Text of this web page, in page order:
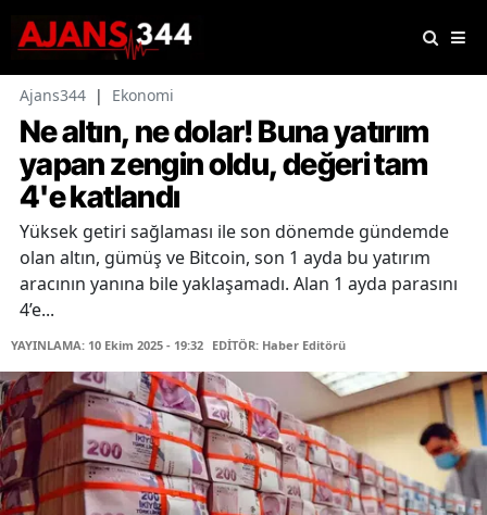
Ajans344 | Ekonomi
Ne altın, ne dolar! Buna yatırım
yapan zengin oldu, değeri tam
4'e katlandı
Yüksek getiri sağlaması ile son dönemde gündemde
olan altın, gümüş ve Bitcoin, son 1 ayda bu yatırım
aracının yanına bile yaklaşamadı. Alan 1 ayda parasını
4’e...
YAYINLAMA: 10 Ekim 2025 - 19:32 EDİTÖR: Haber Editörü